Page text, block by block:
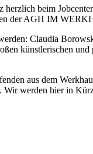
beim
der AGH IM
Claudia
künstlerischen
aus dem
werden hier in